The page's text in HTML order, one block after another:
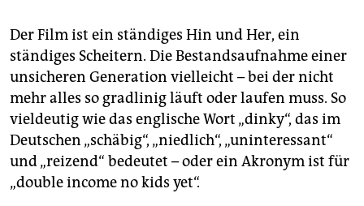
Der Film ist ein ständiges Hin und Her, ein
ständiges Scheitern. Die Bestandsaufnahme einer
unsicheren Generation vielleicht – bei der nicht
mehr alles so gradlinig läuft oder laufen muss. So
vieldeutig wie das englische Wort „dinky“, das im
Deutschen „schäbig“, „niedlich“, „uninteressant“
und „reizend“ bedeutet – oder ein Akronym ist für
­„double income no kids yet“.